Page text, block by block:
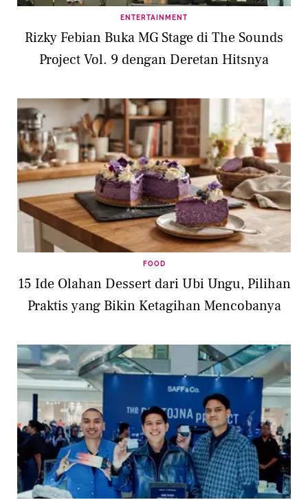
ENTERTAINMENT
Rizky Febian Buka MG Stage di The Sounds
Project Vol. 9 dengan Deretan Hitsnya
FOOD
15 Ide Olahan Dessert dari Ubi Ungu, Pilihan
Praktis yang Bikin Ketagihan Mencobanya